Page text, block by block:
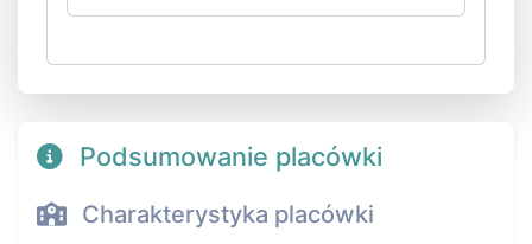
Podsumowanie placówki
Charakterystyka placówki